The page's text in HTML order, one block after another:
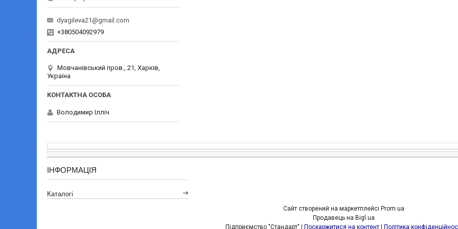
dyagileva21@gmail.com
+380504092979
Мовчанівський пров., 21, Харків,
Україна
Володимир Ілліч
ІНФОРМАЦІЯ
Каталогі
Сайт створений на маркетплейсі Prom.ua
Продавець на Bigl.ua
Підприємство "Стандарт" | Поскаржитися на контент | Політика